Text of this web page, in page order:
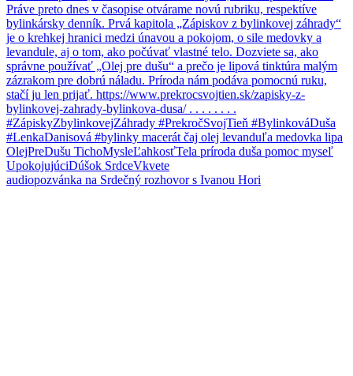
audiopozvánka na Srdečný rozhovor s Ivanou Hori